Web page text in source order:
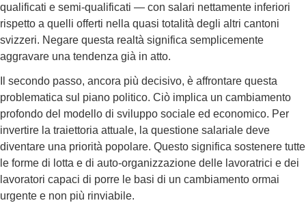
qualificati e semi-qualificati — con salari nettamente inferiori
rispetto a quelli offerti nella quasi totalità degli altri cantoni
svizzeri. Negare questa realtà significa semplicemente
aggravare una tendenza già in atto.
Il secondo passo, ancora più decisivo, è affrontare questa
problematica sul piano politico. Ciò implica un cambiamento
profondo del modello di sviluppo sociale ed economico. Per
invertire la traiettoria attuale, la questione salariale deve
diventare una priorità popolare. Questo significa sostenere tutte
le forme di lotta e di auto-organizzazione delle lavoratrici e dei
lavoratori capaci di porre le basi di un cambiamento ormai
urgente e non più rinviabile.